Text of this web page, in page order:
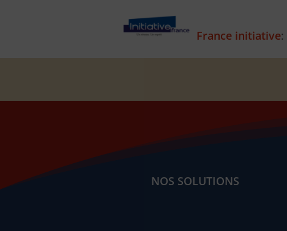
France initiative
NOS SOLUTIONS